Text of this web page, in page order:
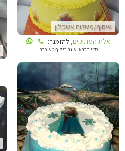
איסוף/משלוח אשקלון
אלת המתוקים, להזמנה: |
סמי הכבאי עוגת זילוף מעוצבת
אלת המתוקים